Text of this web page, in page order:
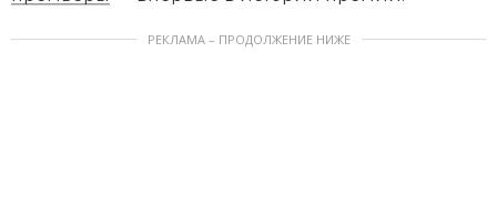
РЕКЛАМА – ПРОДОЛЖЕНИЕ НИЖЕ